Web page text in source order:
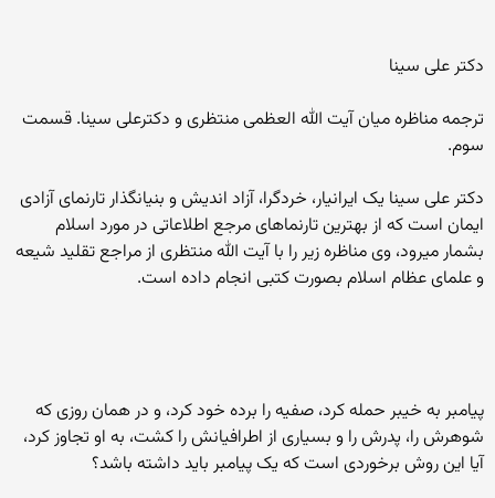
دکتر علی سینا
ترجمه مناظره میان آیت الله العظمی منتظری و دکترعلی سینا. قسمت
سوم.
دکتر علی سینا یک ایرانیار، خردگرا، آزاد اندیش و بنیانگذار تارنمای آزادی
ایمان است که از بهترین تارنماهای مرجع اطلاعاتی در مورد اسلام
بشمار میرود، وی مناظره زیر را با آیت الله منتظری از مراجع تقلید شیعه
و علمای عظام اسلام بصورت کتبی انجام داده است.
پیامبر به خیبر حمله کرد، صفیه را برده خود کرد، و در همان روزی که
شوهرش را، پدرش را و بسیاری از اطرافیانش را کشت، به او تجاوز کرد،
آیا این روش برخوردی است که یک پیامبر باید داشته باشد؟